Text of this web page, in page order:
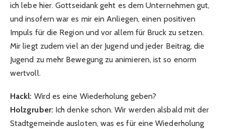
ich lebe hier. Gottseidank geht es dem Unternehmen gut,
und insofern war es mir ein Anliegen, einen positiven
Impuls für die Region und vor allem für Bruck zu setzen.
Mir liegt zudem viel an der Jugend und jeder Beitrag, die
Jugend zu mehr Bewegung zu animieren, ist so enorm
wertvoll.
Hackl: Wird es eine Wiederholung geben?
Holzgruber: Ich denke schon. Wir werden alsbald mit der
Stadtgemeinde ausloten, was es für eine Wiederholung